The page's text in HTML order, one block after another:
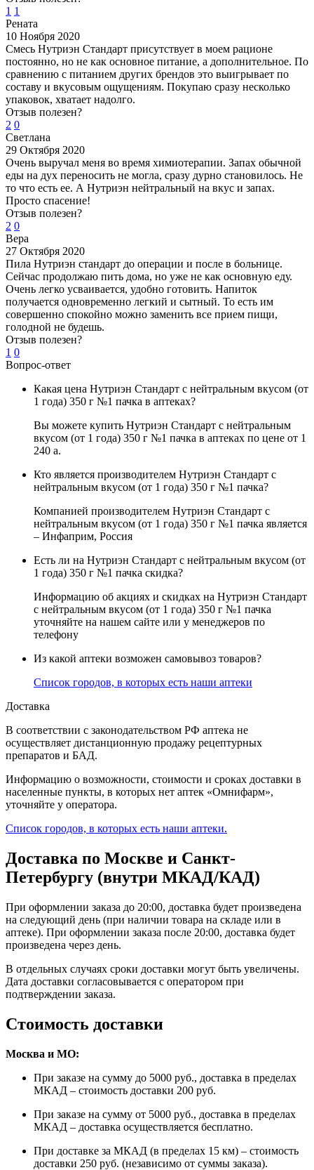
1 1
Рената
10 Ноября 2020
Смесь Нутриэн Стандарт присутствует в моем рационе
постоянно, но не как основное питание, а дополнительное. По
сравнению с питанием других брендов это выигрывает по
составу и вкусовым ощущениям. Покупаю сразу несколько
упаковок, хватает надолго.
Отзыв полезен?
2 0
Светлана
29 Октября 2020
Очень выручал меня во время химиотерапии. Запах обычной
еды на дух переносить не могла, сразу дурно становилось. Не
то что есть ее. А Нутриэн нейтральный на вкус и запах.
Просто спасение!
Отзыв полезен?
2 0
Вера
27 Октября 2020
Пила Нутриэн стандарт до операции и после в больнице.
Сейчас продолжаю пить дома, но уже не как основную еду.
Очень легко усваивается, удобно готовить. Напиток
получается одновременно легкий и сытный. То есть им
совершенно спокойно можно заменить все прием пищи,
голодной не будешь.
Отзыв полезен?
1 0
Вопрос-ответ
Какая цена Нутриэн Стандарт с нейтральным вкусом (от
1 года) 350 г №1 пачка в аптеках?
Вы можете купить Нутриэн Стандарт с нейтральным
вкусом (от 1 года) 350 г №1 пачка в аптеках по цене от 1
240 a.
Кто является производителем Нутриэн Стандарт с
нейтральным вкусом (от 1 года) 350 г №1 пачка?
Компанией производителем Нутриэн Стандарт с
нейтральным вкусом (от 1 года) 350 г №1 пачка является
– Инфаприм, Россия
Есть ли на Нутриэн Стандарт с нейтральным вкусом (от
1 года) 350 г №1 пачка скидка?
Информацию об акциях и скидках на Нутриэн Стандарт
с нейтральным вкусом (от 1 года) 350 г №1 пачка
уточняйте на нашем сайте или у менеджеров по
телефону
Из какой аптеки возможен самовывоз товаров?
Список городов, в которых есть наши аптеки
Доставка
В соответствии с законодательством РФ аптека не
осуществляет дистанционную продажу рецептурных
препаратов и БАД.
Информацию о возможности, стоимости и сроках доставки в
населенные пункты, в которых нет аптек «Омнифарм»,
уточняйте у оператора.
Список городов, в которых есть наши аптеки.
Доставка по Москве и Санкт-
Петербургу (внутри МКАД/КАД)
При оформлении заказа до 20:00, доставка будет произведена
на следующий день (при наличии товара на складе или в
аптеке). При оформлении заказа после 20:00, доставка будет
произведена через день.
В отдельных случаях сроки доставки могут быть увеличены.
Дата доставки согласовывается с оператором при
подтверждении заказа.
Стоимость доставки
Москва и МО:
При заказе на сумму до 5000 руб., доставка в пределах
МКАД – стоимость доставки 200 руб.
При заказе на сумму от 5000 руб., доставка в пределах
МКАД – доставка осуществляется бесплатно.
При доставке за МКАД (в пределах 15 км) – стоимость
доставки 250 руб. (независимо от суммы заказа).